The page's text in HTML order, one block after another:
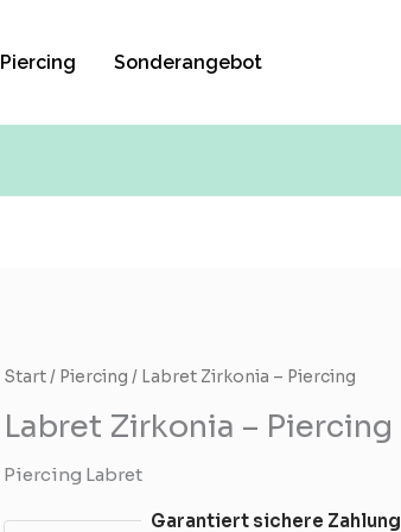
Piercing Sonderangebot
Start/ Piercing / Labret Zirkonia – Piercing
Labret Zirkonia – Piercing
Piercing Labret
Garantiert sichere Zahlung
Labret
-